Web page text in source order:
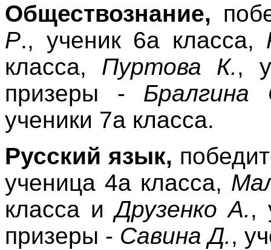
Обществознание,
Р., ученик 6а класса,
класса, Пуртова К.,
призеры - Бралгина
ученики 7а класса.
Русский язык,
ученица 4а класса,
класса иДрузенко А.,
призеры - Савина Д.,